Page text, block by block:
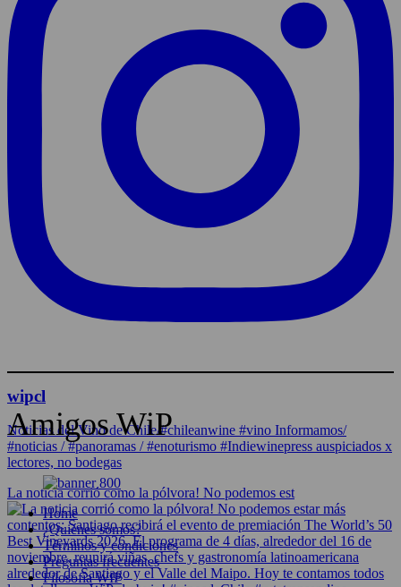
wipcl
Noticias del Vino de Chile/#chileanwine #vino Informamos/
#noticias / #panoramas / #enoturismo #Indiewinepress auspiciados x
lectores, no bodegas
La noticia corrió como la pólvora! No podemos est
Amigos WiP
Home
¿Quiénes somos?
Términos y condiciones
Preguntas frecuentes
Filosofía WIP